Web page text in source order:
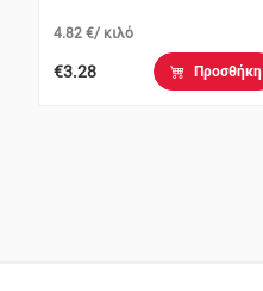
4.82 €/ κιλό
€3.28 Προσθήκη